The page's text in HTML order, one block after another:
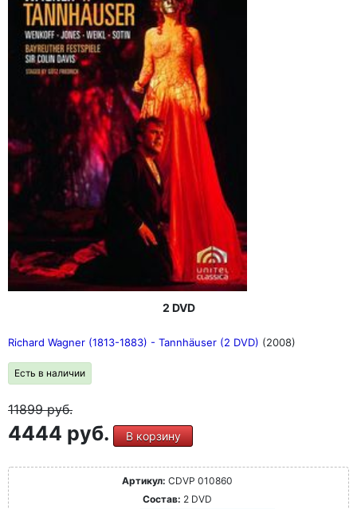
2 DVD
Richard Wagner (1813-1883) - Tannhäuser (2 DVD) (2008)
Есть в наличии
11899руб.
4444 руб. В корзину
Артикул: CDVP 010860
Состав: 2 DVD